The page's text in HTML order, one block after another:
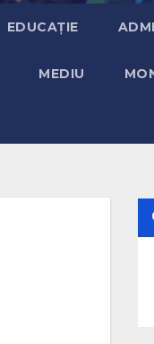
EDUCAȚIE
MEDIU